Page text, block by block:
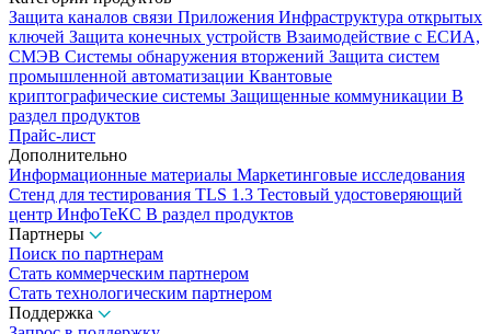
Защита каналов связи Приложения Инфраструктура открытых
ключей Защита конечных устройств Взаимодействие с ЕСИА,
СМЭВ Системы обнаружения вторжений Защита систем
промышленной автоматизации Квантовые
криптографические системы Защищенные коммуникации В
раздел продуктов
Прайс-лист
Дополнительно
Информационные материалы Маркетинговые исследования
Стенд для тестирования TLS 1.3 Тестовый удостоверяющий
центр ИнфоТеКС В раздел продуктов
Партнеры
Поиск по партнерам
Стать коммерческим партнером
Стать технологическим партнером
Поддержка